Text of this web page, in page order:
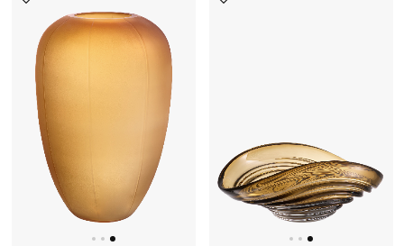
مستلزمات المنزل
عرض جميع المنتجات